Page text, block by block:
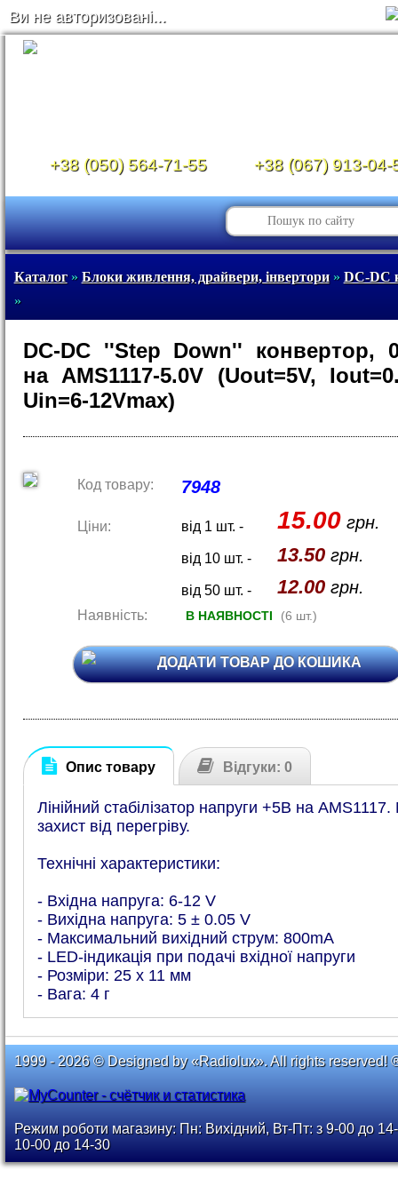
Ви не авторизовані...
+38 (050) 564-71-55 +38 (067) 913-04-
Каталог» Блоки живлення, драйвери, інвертори» DC-DC
»
DC-DC ''Step Down'' конвертор,
на AMS1117-5.0V (Uout=5V,
Uin=6-12Vmax)
Код товару: 7948
Ціни: від 1 шт. - 15.00грн.
від 10 шт. - 13.50грн.
від 50 шт. - 12.00грн.
Наявність: В НАЯВНОСТІ (6 шт.)
ДОДАТИ ТОВАР ДО КОШИКА
Опис товару Відгуки: 0
Лінійний стабілізатор напруги +5В на
захист від перегріву.
Технічні характеристики:
- Вхідна напруга: 6-12 V
- Вихідна напруга: 5 ± 0.05 V
- Максимальний вихідний струм: 800mA
- LED-індикація при подачі вхідної напруги
- Розміри: 25 х 11 мм
- Вага: 4 г
1999 - 2026 © Designed by «Radiolux». All rights reserved!
Режим роботи магазину: Пн: Вихідний, Вт-Пт: з 9-00 до
10-00 до 14-30